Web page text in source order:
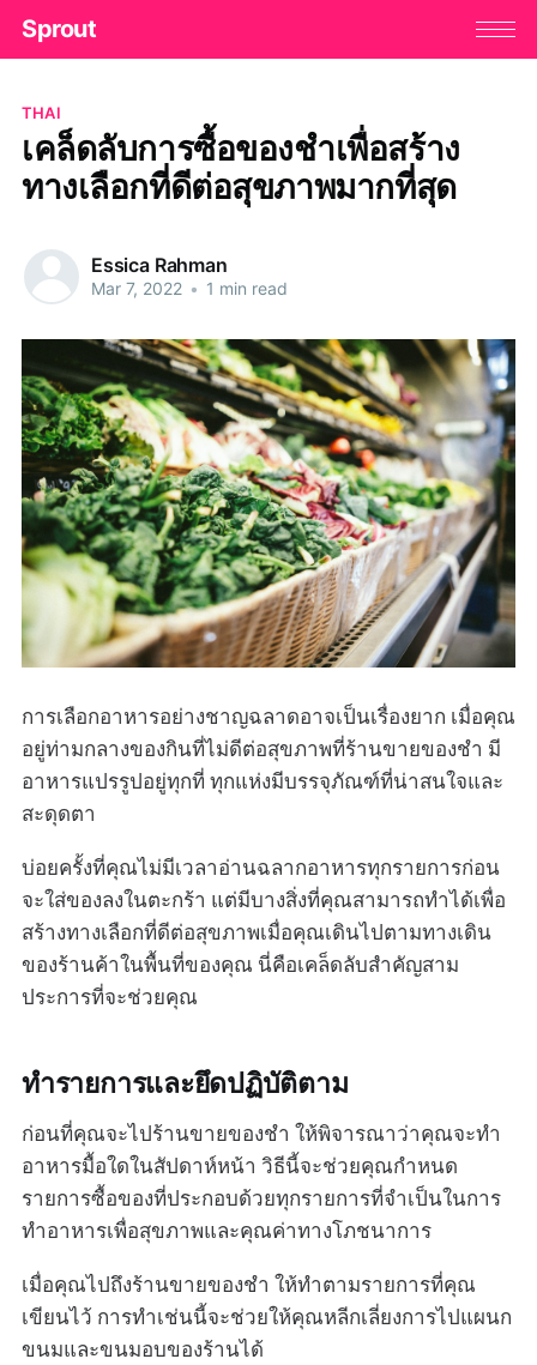
Sprout
THAI
เคล็ดลับการซื้อของชำเพื่อสร้าง
ทางเลือกที่ดีต่อสุขภาพมากที่สุด
Essica Rahman
Mar 7, 2022 • 1 min read
การเลือกอาหารอย่างชาญฉลาดอาจเป็นเรื่องยาก เมื่อคุณ
อยู่ท่ามกลางของกินที่ไม่ดีต่อสุขภาพที่ร้านขายของชำ มี
อาหารแปรรูปอยู่ทุกที่ ทุกแห่งมีบรรจุภัณฑ์ที่น่าสนใจและ
สะดุดตา
บ่อยครั้งที่คุณไม่มีเวลาอ่านฉลากอาหารทุกรายการก่อน
จะใส่ของลงในตะกร้า แต่มีบางสิ่งที่คุณสามารถทำได้เพื่อ
สร้างทางเลือกที่ดีต่อสุขภาพเมื่อคุณเดินไปตามทางเดิน
ของร้านค้าในพื้นที่ของคุณ นี่คือเคล็ดลับสำคัญสาม
ประการที่จะช่วยคุณ
ทำรายการและยึดปฏิบัติตาม
ก่อนที่คุณจะไปร้านขายของชำ ให้พิจารณาว่าคุณจะทำ
อาหารมื้อใดในสัปดาห์หน้า วิธีนี้จะช่วยคุณกำหนด
รายการซื้อของที่ประกอบด้วยทุกรายการที่จำเป็นในการ
ทำอาหารเพื่อสุขภาพและคุณค่าทางโภชนาการ
เมื่อคุณไปถึงร้านขายของชำ ให้ทำตามรายการที่คุณ
เขียนไว้ การทำเช่นนี้จะช่วยให้คุณหลีกเลี่ยงการไปแผนก
ขนมและขนมอบของร้านได้